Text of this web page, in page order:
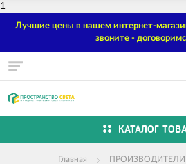
1
Лучшие цены в нашем интернет-
звоните -
КАТАЛОГ
Главная ПРОИЗВОДИТЕЛИ